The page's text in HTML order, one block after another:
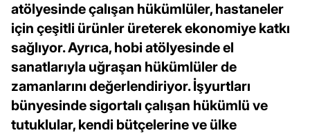
atölyesinde çalışan hükümlüler, hastaneler
için çeşitli ürünler üreterek ekonomiye katkı
sağlıyor. Ayrıca, hobi atölyesinde el
sanatlarıyla uğraşan hükümlüler de
zamanlarını değerlendiriyor. İşyurtları
bünyesinde sigortalı çalışan hükümlü ve
tutuklular, kendi bütçelerine ve ülke